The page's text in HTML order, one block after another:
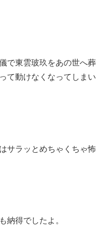
で東雲玻玖をあの世へ葬
て動けなくなってしまい
サラッとめちゃくちゃ怖
納得でしたよ。